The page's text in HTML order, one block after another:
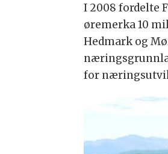
I 2008 fordelte
øremerka 10
Hedmark og
for